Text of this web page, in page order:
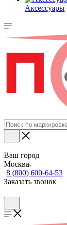
Аксессуары
Ваш город
Москва
8 (800) 600-64-53
Заказать звонок